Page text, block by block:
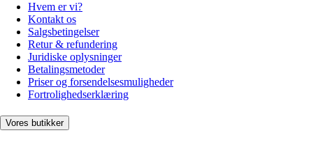
Hvem er vi?
Kontakt os
Salgsbetingelser
Retur & refundering
Juridiske oplysninger
Betalingsmetoder
Priser og forsendelsesmuligheder
Fortrolighedserklæring
Vores butikker